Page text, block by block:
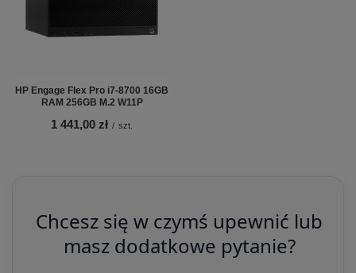
HP Engage Flex Pro i7-8700 16GB
RAM 256GB M.2 W11P
1 441,00 zł / szt.
Chcesz się w czymś upewnić lub
masz dodatkowe pytanie?